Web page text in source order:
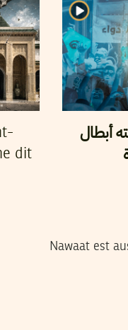
dit
أبطال
Nawaat est